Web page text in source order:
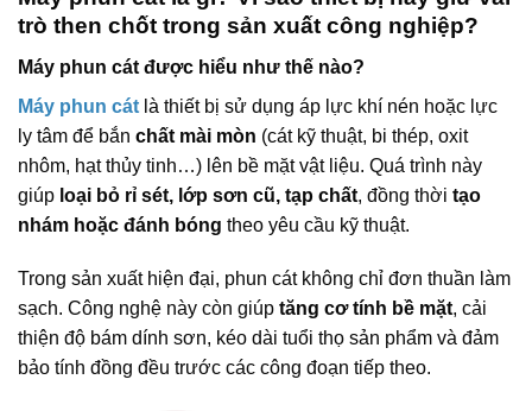
trò then chốt trong sản xuất công nghiệp?
Máy phun cát được hiểu như thế nào?
Máy phun cát là thiết bị sử dụng áp lực khí nén hoặc lực
ly tâm để bắn chất mài mòn (cát kỹ thuật, bi thép, oxit
nhôm, hạt thủy tinh…) lên bề mặt vật liệu. Quá trình này
giúp loại bỏ rỉ sét, lớp sơn cũ, tạp chất, đồng thời tạo
nhám hoặc đánh bóng theo yêu cầu kỹ thuật.
Trong sản xuất hiện đại, phun cát không chỉ đơn thuần làm
sạch. Công nghệ này còn giúp tăng cơ tính bề mặt, cải
thiện độ bám dính sơn, kéo dài tuổi thọ sản phẩm và đảm
bảo tính đồng đều trước các công đoạn tiếp theo.